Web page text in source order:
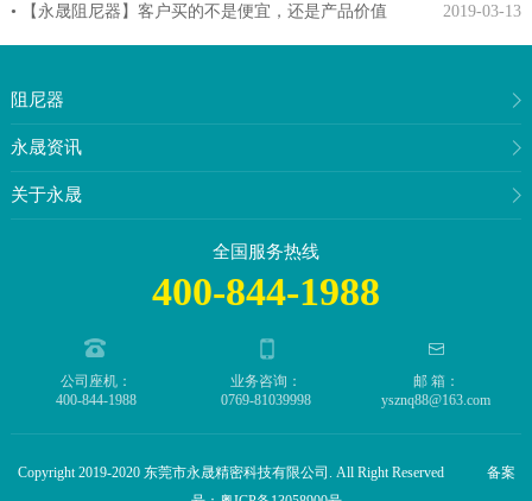
2019-03-13
• 【永晟阻尼器】客户买的不是便宜，还是产品价值
阻尼器
永晟资讯
关于永晟
全国服务热线
400-844-1988
公司座机：
400-844-1988
业务咨询：
0769-81039998
邮 箱：
ysznq88@163.com
Copyright 2019-2020 东莞市永晟精密科技有限公司. All Right Reserved 备案